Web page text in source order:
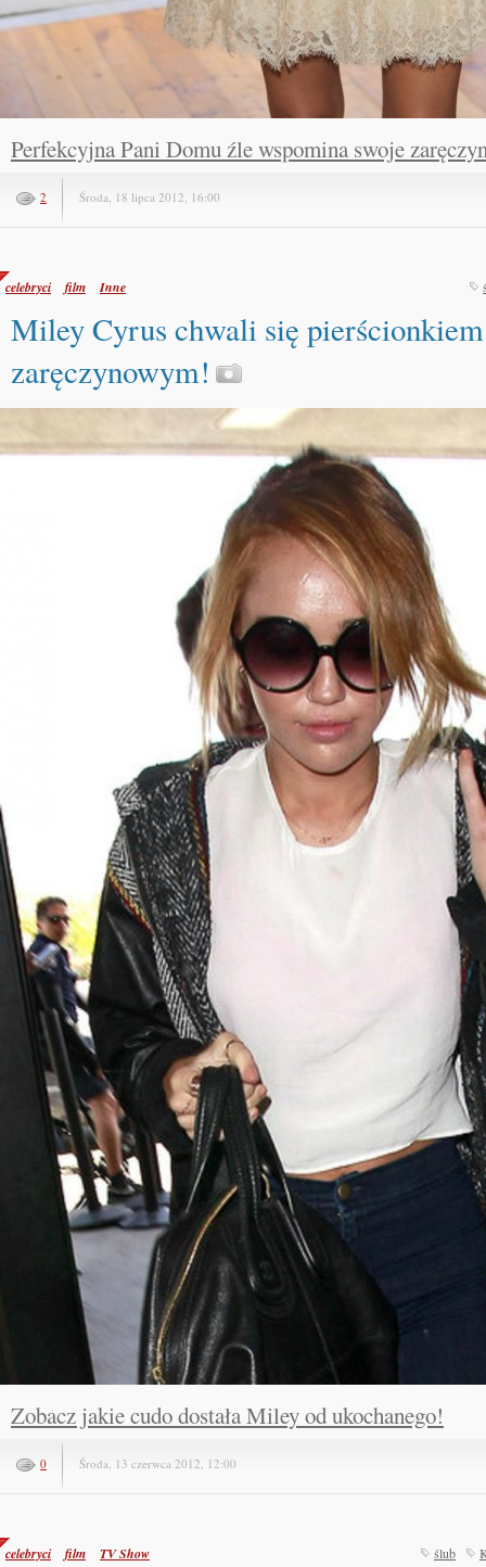
Perfekcyjna Pani Domu źle wspomina swoje
2 Środa, 18 lipca 2012, 16:00
celebryci film Inne
Miley Cyrus chwali się pierścionkiem
zaręczynowym!
Zobacz jakie cudo dostała Miley od ukochanego!
0 Środa, 13 czerwca 2012, 12:00
celebryci film TV Show ślub